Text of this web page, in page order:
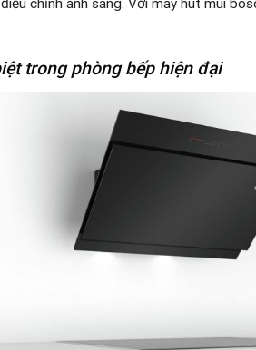
chỉnh ánh sáng. Với máy hút mùi
trong phòng bếp hiện đại